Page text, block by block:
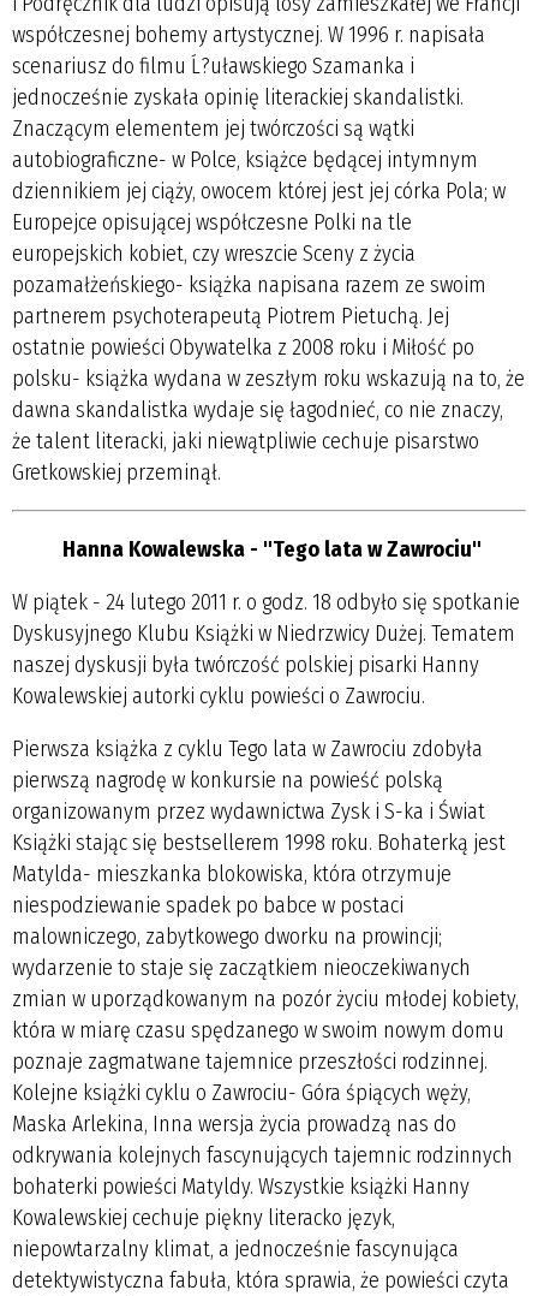
współczesnej bohemy artystycznej. W 1996 r. napisała
scenariusz do filmu Ĺ?uławskiego Szamanka i
jednocześnie zyskała opinię literackiej skandalistki.
Znaczącym elementem jej twórczości są wątki
autobiograficzne- w Polce, książce będącej intymnym
dziennikiem jej ciąży, owocem której jest jej córka Pola; w
Europejce opisującej współczesne Polki na tle
europejskich kobiet, czy wreszcie Sceny z życia
pozamałżeńskiego- książka napisana razem ze swoim
partnerem psychoterapeutą Piotrem Pietuchą. Jej
ostatnie powieści Obywatelka z 2008 roku i Miłość po
polsku- książka wydana w zeszłym roku wskazują na to, że
dawna skandalistka wydaje się łagodnieć, co nie znaczy,
że talent literacki, jaki niewątpliwie cechuje pisarstwo
Gretkowskiej przeminął.
Hanna Kowalewska - "Tego lata w Zawrociu"
W piątek - 24 lutego 2011 r. o godz. 18 odbyło się spotkanie
Dyskusyjnego Klubu Książki w Niedrzwicy Dużej. Tematem
naszej dyskusji była twórczość polskiej pisarki Hanny
Kowalewskiej autorki cyklu powieści o Zawrociu.
Pierwsza książka z cyklu Tego lata w Zawrociu zdobyła
pierwszą nagrodę w konkursie na powieść polską
organizowanym przez wydawnictwa Zysk i S-ka i Świat
Książki stając się bestsellerem 1998 roku. Bohaterką jest
Matylda- mieszkanka blokowiska, która otrzymuje
niespodziewanie spadek po babce w postaci
malowniczego, zabytkowego dworku na prowincji;
wydarzenie to staje się zaczątkiem nieoczekiwanych
zmian w uporządkowanym na pozór życiu młodej kobiety,
która w miarę czasu spędzanego w swoim nowym domu
poznaje zagmatwane tajemnice przeszłości rodzinnej.
Kolejne książki cyklu o Zawrociu- Góra śpiących węży,
Maska Arlekina, Inna wersja życia prowadzą nas do
odkrywania kolejnych fascynujących tajemnic rodzinnych
bohaterki powieści Matyldy. Wszystkie książki Hanny
Kowalewskiej cechuje piękny literacko język,
niepowtarzalny klimat, a jednocześnie fascynująca
detektywistyczna fabuła, która sprawia, że powieści czyta